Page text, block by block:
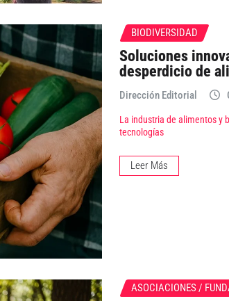
BIODIVERSIDAD
Soluciones
desperdicio de
Dirección Editorial
La industria de alimentos y
tecnologías
Leer Más
ASOCIACIONES /